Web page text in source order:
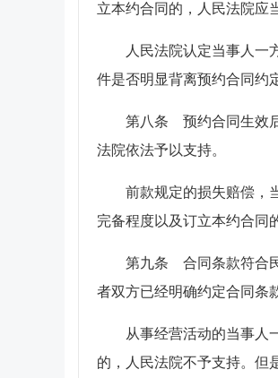
立本约合同的，人民法院应
人民法院认定当事人一
件是否明显背离预约合同约
第八条 预约合同生效
法院依法予以支持。
前款规定的损失赔偿，
完备程度以及订立本约合同
第九条 合同条款符合
者双方已经明确约定合同条
从事经营活动的当事人
的，人民法院不予支持。但